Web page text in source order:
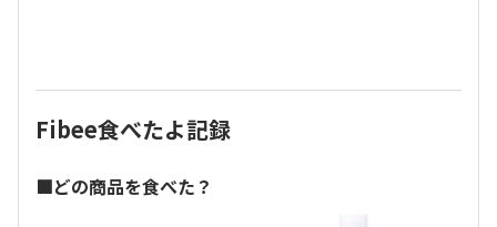
Fibee食べたよ記録
■どの商品を食べた？